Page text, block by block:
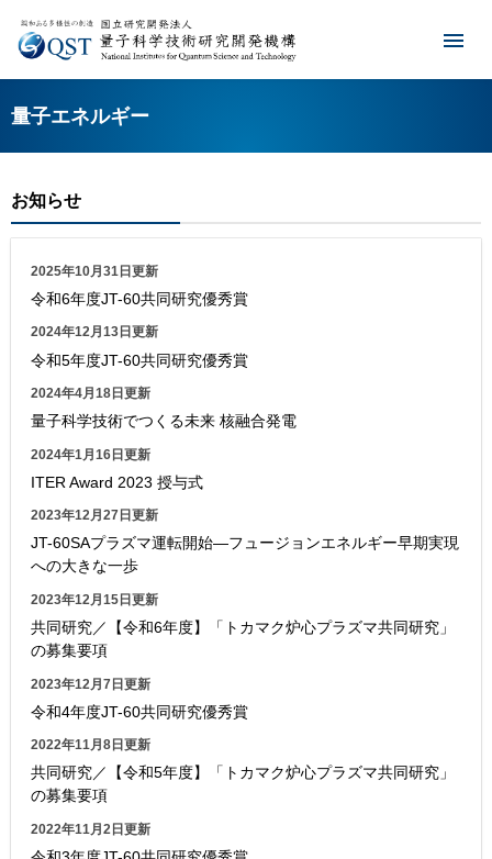
量子エネルギー
お知らせ
2025年10月31日更新
令和6年度JT-60共同研究優秀賞
2024年12月13日更新
令和5年度JT-60共同研究優秀賞
2024年4月18日更新
量子科学技術でつくる未来 核融合発電
2024年1月16日更新
ITER Award 2023 授与式
2023年12月27日更新
JT-60SAプラズマ運転開始―フュージョンエネルギー早期実現
への大きな一歩
2023年12月15日更新
共同研究／【令和6年度】「トカマク炉心プラズマ共同研究」
の募集要項
2023年12月7日更新
令和4年度JT-60共同研究優秀賞
2022年11月8日更新
共同研究／【令和5年度】「トカマク炉心プラズマ共同研究」
の募集要項
2022年11月2日更新